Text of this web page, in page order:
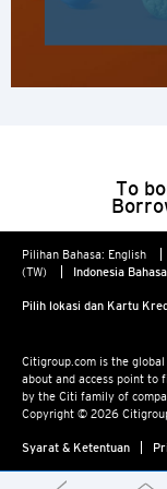
To
Pilihan Bahasa: English
(TW)
Indonesia Bahasa
Pilih lokasi dan Kartu
Citigroup.com is the
about and access point to
by the Citi family of
Copyright © 2026
Syarat & Ketentuan
Sydney,
Hong Kong
Pulau
K
Kowloon,
N
Wilayah